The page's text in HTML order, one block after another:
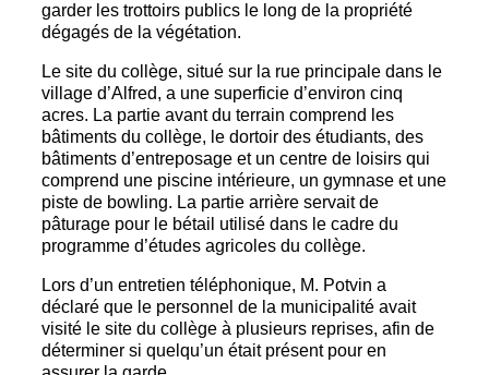
garder les trottoirs publics le long de la propriété
dégagés de la végétation.
Le site du collège, situé sur la rue principale dans le
village d’Alfred, a une superficie d’environ cinq
acres. La partie avant du terrain comprend les
bâtiments du collège, le dortoir des étudiants, des
bâtiments d’entreposage et un centre de loisirs qui
comprend une piscine intérieure, un gymnase et une
piste de bowling. La partie arrière servait de
pâturage pour le bétail utilisé dans le cadre du
programme d’études agricoles du collège.
Lors d’un entretien téléphonique, M. Potvin a
déclaré que le personnel de la municipalité avait
visité le site du collège à plusieurs reprises, afin de
déterminer si quelqu’un était présent pour en